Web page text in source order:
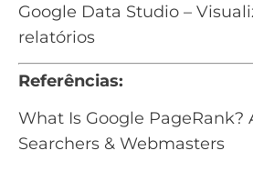
Google Data Studio –
relatórios
Referências:
What Is Google PageRank?
Searchers & Webmasters